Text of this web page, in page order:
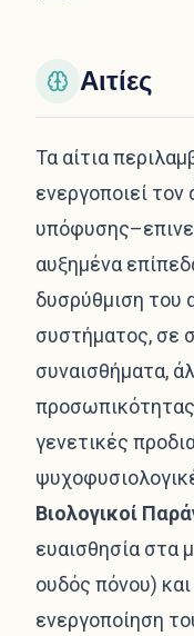
Αιτίες
Τα αίτια
ενεργοποιεί
αυξημένα
δυσρύθμιση του
συστήματος, σε
συναισθήματα,
γενετικές
Βιολογικοί
ευαισθησία στα
ουδός πόνου)
ενεργοποίηση